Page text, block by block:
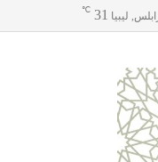
ليبيا 31
℃